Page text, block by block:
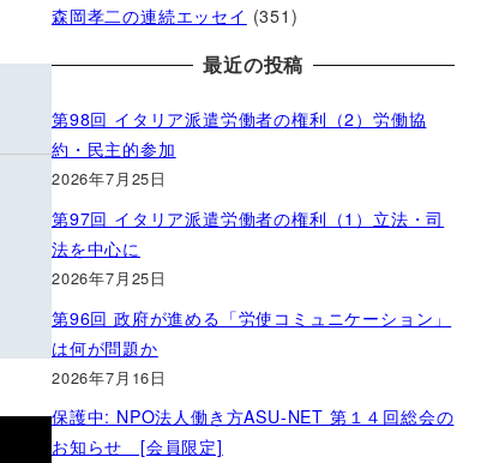
森岡孝二の連続エッセイ (351)
最近の投稿
第98回 イタリア派遣労働者の権利（2）労働協
約・民主的参加
2026年7月25日
第97回 イタリア派遣労働者の権利（1）立法・司
法を中心に
2026年7月25日
第96回 政府が進める「労使コミュニケーション」
は何が問題か
2026年7月16日
保護中: NPO法人働き方ASU-NET 第１４回総会の
お知らせ [会員限定]